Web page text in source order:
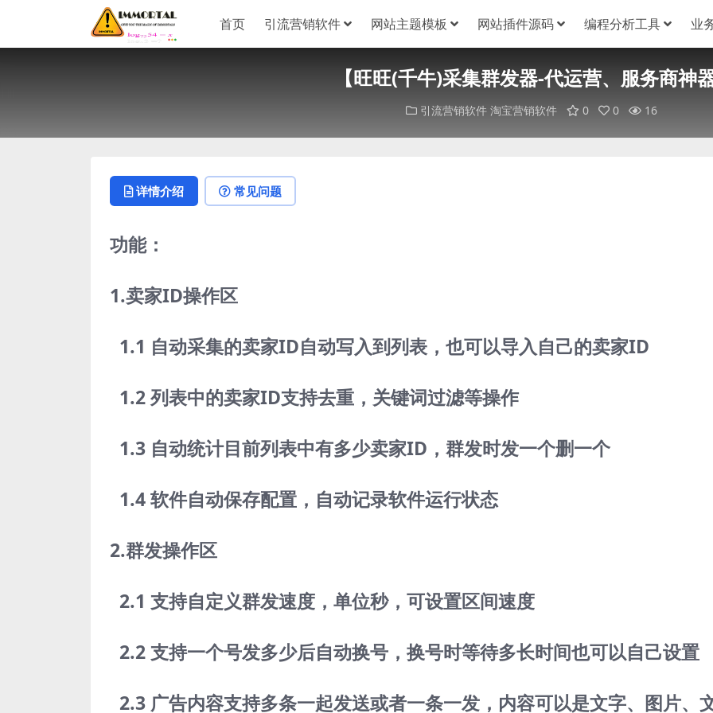
首页 引流营销软件 网站主题模板 网站插件源码 编程分析工具 业
【旺旺(千牛)采集群发器-代运营、服务商神
引流营销软件 淘宝营销软件 0 0 16
详情介绍 常见问题
功能：
1.卖家ID操作区
1.1 自动采集的卖家ID自动写入到列表，也可以导入自己的卖家ID
1.2 列表中的卖家ID支持去重，关键词过滤等操作
1.3 自动统计目前列表中有多少卖家ID，群发时发一个删一个
1.4 软件自动保存配置，自动记录软件运行状态
2.群发操作区
2.1 支持自定义群发速度，单位秒，可设置区间速度
2.2 支持一个号发多少后自动换号，换号时等待多长时间也可以自己设置
2.3 广告内容支持多条一起发送或者一条一发，内容可以是文字、图片、